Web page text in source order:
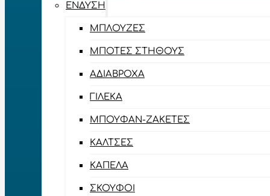
ΈΝΔΥΣΗ
ΜΠΛΟΎΖΕΣ
ΜΠΌΤΕΣ ΣΤΉΘΟΥΣ
ΑΔΙΆΒΡΟΧΑ
ΓΙΛΈΚΑ
ΜΠΟΥΦΆΝ-ΖΑΚΈΤΕΣ
ΚΆΛΤΣΕΣ
ΚΑΠΈΛΑ
ΣΚΟΎΦΟΙ